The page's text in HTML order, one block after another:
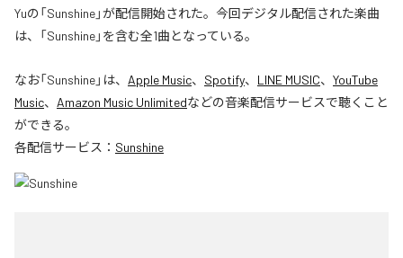
Yuの「Sunshine」が配信開始された。今回デジタル配信された楽曲
は、「Sunshine」を含む全1曲となっている。
なお「Sunshine」は、 Apple Music、 Spotify、 LINE MUSIC、 YouTube
Music、 Amazon Music Unlimitedなどの音楽配信サービスで聴くこと
ができる。
各配信サービス： Sunshine